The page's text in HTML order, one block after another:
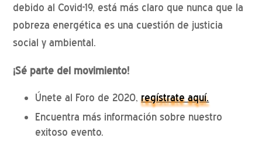
debido al Covid-19, está más claro que nunca que la
pobreza energética es una cuestión de justicia
social y ambiental.
¡Sé parte del movimiento!
Únete al Foro de 2020,regístrate aquí.
Encuentra más información sobre nuestro
exitoso evento.